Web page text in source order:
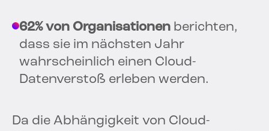
62% von Organisationen berichten,
dass sie im nächsten Jahr
wahrscheinlich einen Cloud-
Datenverstoß erleben werden.
Da die Abhängigkeit von Cloud-